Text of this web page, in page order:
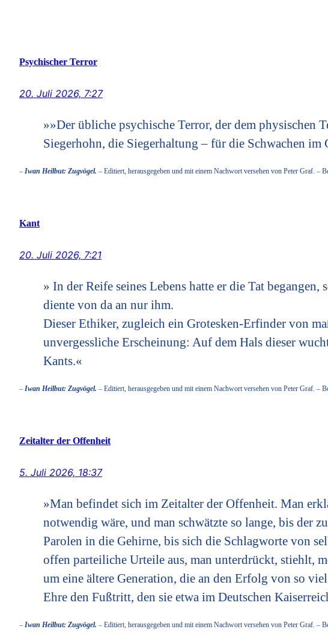
Psychischer Terror
20. Juli 2026, 7:27
»»Der übliche psychische Terror, der dem physischen
Siegerhohn, die Siegerhaltung – für die Schwachen
– Iwan Heilbut: Zugvögel. – Editiert, herausgegeben und mit einem Nachwort versehen von Peter Graf.
Kant
20. Juli 2026, 7:21
» In der Reife seines Lebens hatte er die Tat
diente von da an nur ihm.
Dieser Ethiker, zugleich ein Grotesken-Erfinder von
unvergessliche Erscheinung: Auf dem Hals dieser
Kants.«
– Iwan Heilbut: Zugvögel. – Editiert, herausgegeben und mit einem Nachwort versehen von Peter Graf.
Zeitalter der Offenheit
5. Juli 2026, 18:37
»Man befindet sich im Zeitalter der Offenheit. Man
notwendig wäre, und man schwätzte so lange, bis der
Parolen in die Gehirne, bis sich die Schlagworte von
offen parteiliche Urteile aus, man unterdrückt, stiehlt,
um eine ältere Generation, die an den Erfolg von so
Ehre den Fußtritt, den sie etwa im Deutschen
– Iwan Heilbut: Zugvögel. – Editiert, herausgegeben und mit einem Nachwort versehen von Peter Graf.